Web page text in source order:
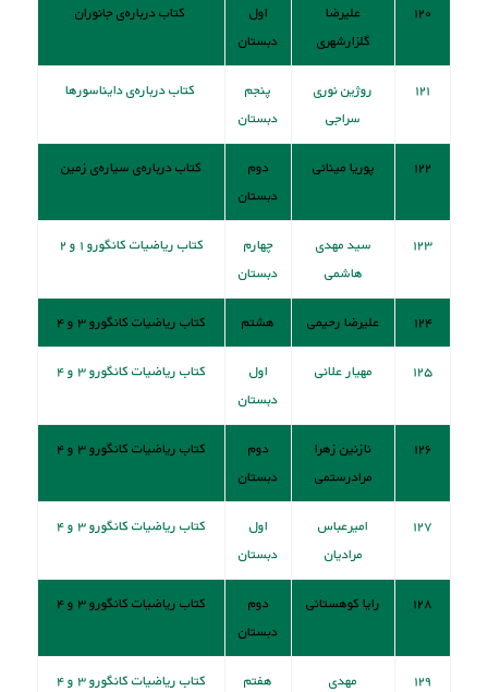
۱۲۰
علیرضا
گلزارشهری
اول
دبستان
کتاب درباره‌ی جانوران
۱۲۱
روژین نوری
سراجی
پنجم
دبستان
کتاب دربار‌ه‌ی دایناسورها
۱۲۲ پوریا مینائی
دوم
دبستان
کتاب درباره‌ی سیاره‌ی زمین
۱۲۳
سید مهدی
هاشمی
چهارم
دبستان
کتاب ریاضیات کانگورو ۱ و ۲
۱۲۴ علیرضا رحیمی هشتم کتاب ریاضیات کانگورو ۳ و ۴
۱۲۵ مهیار علائی
اول
دبستان
کتاب ریاضیات کانگورو ۳ و ۴
۱۲۶
نازنین زهرا
مرادرستمی
دوم
دبستان
کتاب ریاضیات کانگورو ۳ و ۴
۱۲۷
امیرعباس
مرادیان
اول
دبستان
کتاب ریاضیات کانگورو ۳ و ۴
۱۲۸ رایا کوهستانی
دوم
دبستان
کتاب ریاضیات کانگورو ۳ و ۴
۱۲۹
مهدی
هفتم کتاب ریاضیات کانگورو ۳ و ۴